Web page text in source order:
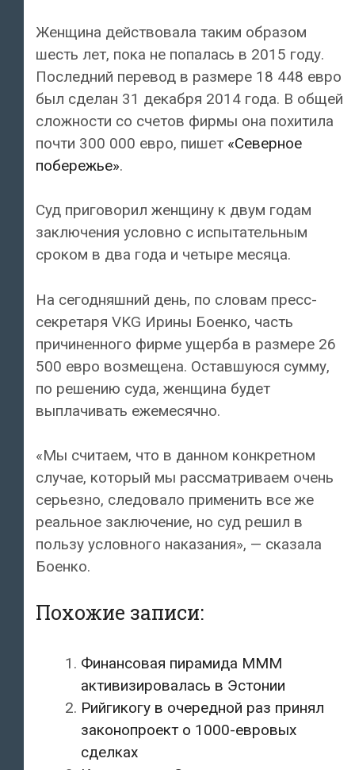
Женщина действовала таким образом
шесть лет, пока не попалась в 2015 году.
Последний перевод в размере 18 448 евро
был сделан 31 декабря 2014 года. В общей
сложности со счетов фирмы она похитила
почти 300 000 евро, пишет «Северное
побережье».
Суд приговорил женщину к двум годам
заключения условно с испытательным
сроком в два года и четыре месяца.
На сегодняшний день, по словам пресс-
секретаря VKG Ирины Боенко, часть
причиненного фирме ущерба в размере 26
500 евро возмещена. Оставшуюся сумму,
по решению суда, женщина будет
выплачивать ежемесячно.
«Мы считаем, что в данном конкретном
случае, который мы рассматриваем очень
серьезно, следовало применить все же
реальное заключение, но суд решил в
пользу условного наказания», — сказала
Боенко.
Похожие записи:
Финансовая пирамида МММ
активизировалась в Эстонии
Рийгикогу в очередной раз принял
законопроект о 1000-евровых
сделках